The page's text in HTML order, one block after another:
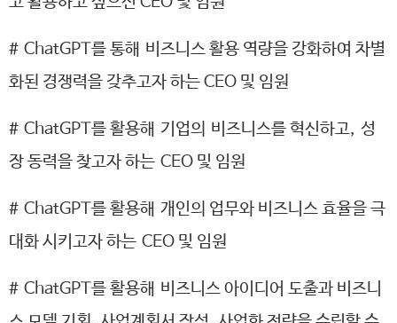
# ChatGPT를 통해 비즈니스 활용 역량을 강화하여 차별
화된 경쟁력을 갖추고자 하는 CEO 및 임원
# ChatGPT를 활용해 기업의 비즈니스를 혁신하고, 성
장 동력을 찾고자 하는 CEO 및 임원
# ChatGPT를 활용해 개인의 업무와 비즈니스 효율을 극
대화 시키고자 하는 CEO 및 임원
# ChatGPT를 활용해 비즈니스 아이디어 도출과 비즈니